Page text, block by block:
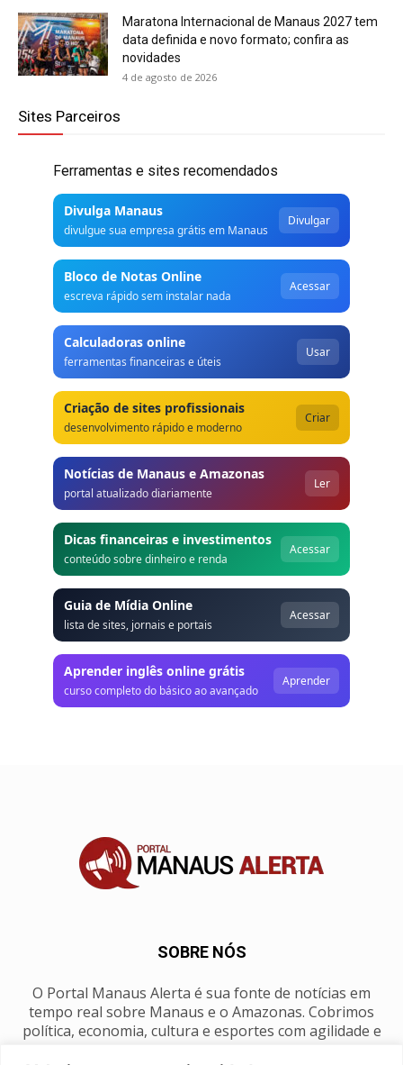
Maratona Internacional de Manaus 2027 tem
data definida e novo formato; confira as
novidades
4 de agosto de 2026
Sites Parceiros
Ferramentas e sites recomendados
Divulga Manaus
divulgue sua empresa grátis em Manaus
Divulgar
Bloco de Notas Online
escreva rápido sem instalar nada
Acessar
Calculadoras online
ferramentas financeiras e úteis
Usar
Criação de sites profissionais
desenvolvimento rápido e moderno
Criar
Notícias de Manaus e Amazonas
portal atualizado diariamente
Ler
Dicas financeiras e investimentos
conteúdo sobre dinheiro e renda
Acessar
Guia de Mídia Online
lista de sites, jornais e portais
Acessar
Aprender inglês online grátis
curso completo do básico ao avançado
Aprender
SOBRE NÓS
O Portal Manaus Alerta é sua fonte de notícias em
tempo real sobre Manaus e o Amazonas. Cobrimos
política, economia, cultura e esportes com agilidade e